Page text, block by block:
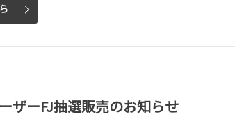
ザーFJ抽選販売のお知らせ